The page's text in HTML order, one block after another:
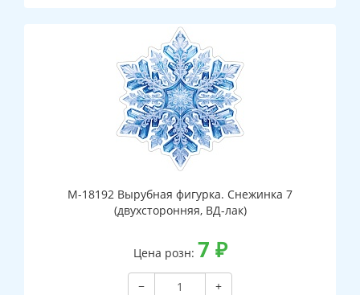
М-18192 Вырубная фигурка. Снежинка 7
(двухсторонняя, ВД-лак)
Цена розн: 7 ₽
−
+